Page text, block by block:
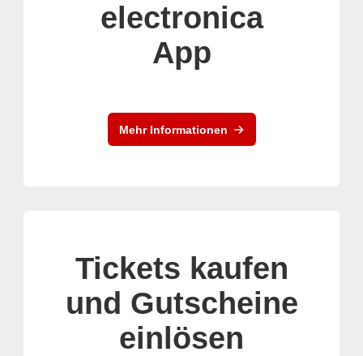
electronica
App
Mehr Informationen
Tickets kaufen
und Gutscheine
einlösen